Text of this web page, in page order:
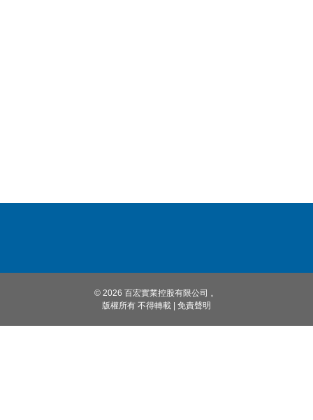
© 2026 百宏實業控股有限公司 。
版權所有 不得轉載
免責聲明